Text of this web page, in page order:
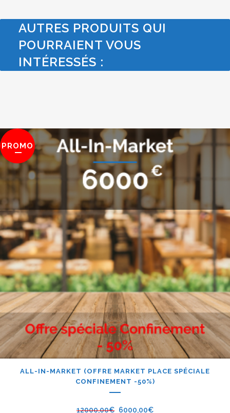
AUTRES PRODUITS QUI
POURRAIENT VOUS
INTÉRESSÉS :
PROMO
ALL-IN-MARKET (OFFRE MARKET PLACE SPÉCIALE
CONFINEMENT -50%)
12000,00€ 6000,00€